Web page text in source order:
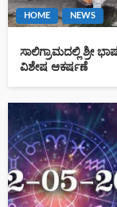
HOME NEWS
ಸಾಲಿಗ್ರಾಮದಲ್ಲಿ ಶ್ರೀ
ವಿಶೇಷ ಆಕರ್ಷಣೆ